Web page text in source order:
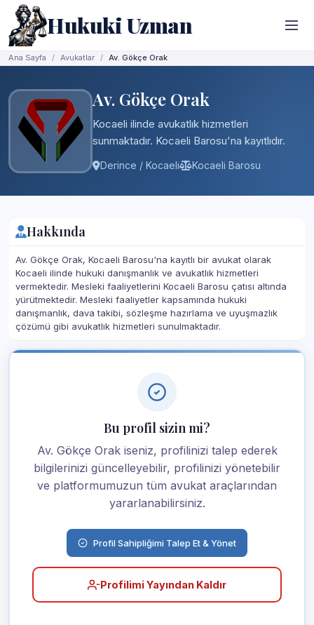
Hukuki Uzman
Ana Sayfa Avukatlar Av. Gökçe Orak
Av. Gökçe Orak
Kocaeli ilinde avukatlık hizmetleri
sunmaktadır. Kocaeli Barosu'na kayıtlıdır.
Derince / Kocaeli Kocaeli Barosu
Hakkında
Av. Gökçe Orak, Kocaeli Barosu'na kayıtlı bir avukat olarak
Kocaeli ilinde hukuki danışmanlık ve avukatlık hizmetleri
vermektedir. Mesleki faaliyetlerini Kocaeli Barosu çatısı altında
yürütmektedir. Mesleki faaliyetler kapsamında hukuki
danışmanlık, dava takibi, sözleşme hazırlama ve uyuşmazlık
çözümü gibi avukatlık hizmetleri sunulmaktadır.
Bu profil sizin mi?
Av. Gökçe Orak iseniz, profilinizi talep ederek
bilgilerinizi güncelleyebilir, profilinizi yönetebilir
ve platformumuzun tüm avukat araçlarından
yararlanabilirsiniz.
Profil Sahipliğimi Talep Et & Yönet
Profilimi Yayından Kaldır